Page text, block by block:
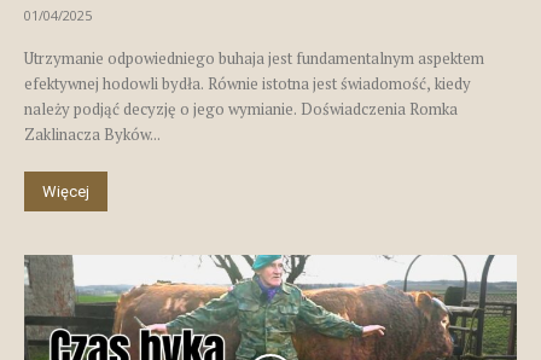
01/04/2025
Utrzymanie odpowiedniego buhaja jest fundamentalnym aspektem
efektywnej hodowli bydła. Równie istotna jest świadomość, kiedy
należy podjąć decyzję o jego wymianie. Doświadczenia Romka
Zaklinacza Byków...
Więcej